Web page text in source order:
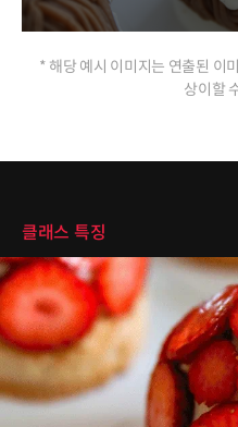
* 해당 예시 이미지는 연출된 이
상이할
클래스 특징